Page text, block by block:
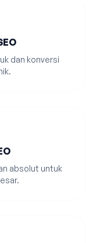
dan konversi
absolut untuk